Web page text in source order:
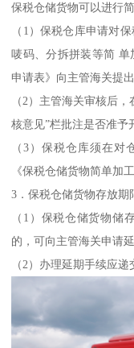
保税仓储货物可以进行
（1）保税仓库申请对
唛码、分拆拼装等简
申请表》向主管海关提出
（2）主管海关审核后
核意见”栏批注是否准予
（3）保税仓库须在
《保税仓储货物简单加
3．保税仓储货物存放期
（1）保税仓储货物储
的，可向主管海关申请
（2）办理延期手续应递